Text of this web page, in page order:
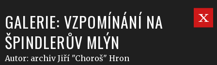
GALERIE: VZPOMÍNÁNÍ NA
ŠPINDLERŮV MLÝN
Autor: archiv Jiří "Choroš" Hron